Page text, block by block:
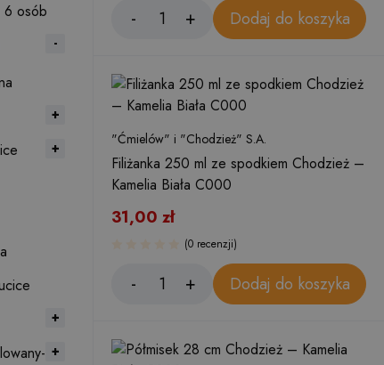
6 osób
5.00 na 5 Dodaj do koszyka
"Ćmielów" i "Chodzież" S.A.
Filiżanka 250 ml ze spodkiem Chodzież –
Kamelia Biała C000
31,00 zł
(0 recenzji)
Dodaj do koszyka